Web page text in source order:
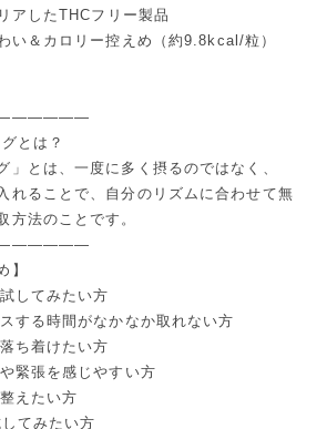
アしたTHCフリー製品
い＆カロリー控えめ（約9.8kcal/粒）
とは？
」とは、一度に多く摂るのではなく、
れることで、自分のリズムに合わせて無
方法のことです。
】
してみたい方
する時間がなかなか取れない方
ち着けたい方
緊張を感じやすい方
えたい方
てみたい方